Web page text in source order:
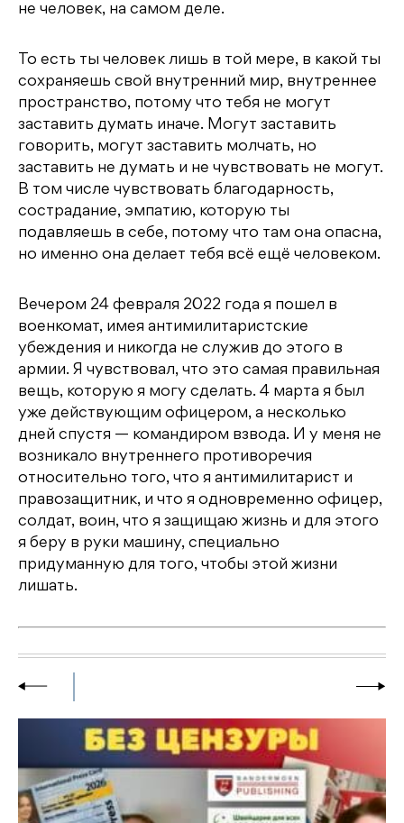
не человек, на самом деле.
То есть ты человек лишь в той мере, в какой ты
сохраняешь свой внутренний мир, внутреннее
пространство, потому что тебя не могут
заставить думать иначе. Могут заставить
говорить, могут заставить молчать, но
заставить не думать и не чувствовать не могут.
В том числе чувствовать благодарность,
сострадание, эмпатию, которую ты
подавляешь в себе, потому что там она опасна,
но именно она делает тебя всё ещё человеком.
Вечером 24 февраля 2022 года я пошел в
военкомат, имея антимилитаристские
убеждения и никогда не служив до этого в
армии. Я чувствовал, что это самая правильная
вещь, которую я могу сделать. 4 марта я был
уже действующим офицером, а несколько
дней спустя — командиром взвода. И у меня не
возникало внутреннего противоречия
относительно того, что я антимилитарист и
правозащитник, и что я одновременно офицер,
солдат, воин, что я защищаю жизнь и для этого
я беру в руки машину, специально
придуманную для того, чтобы этой жизни
лишать.